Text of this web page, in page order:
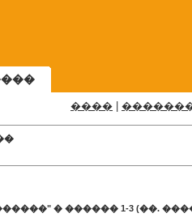
����
� ������ 1-3 (��.